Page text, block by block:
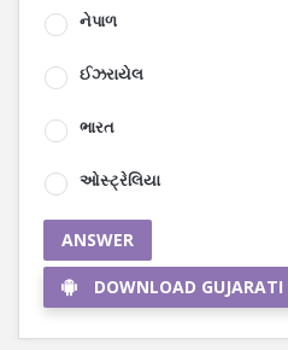
નેપાળ
ઈઝરાયેલ
ભારત
ઓસ્ટ્રેલિયા
ANSWER
DOWNLOAD